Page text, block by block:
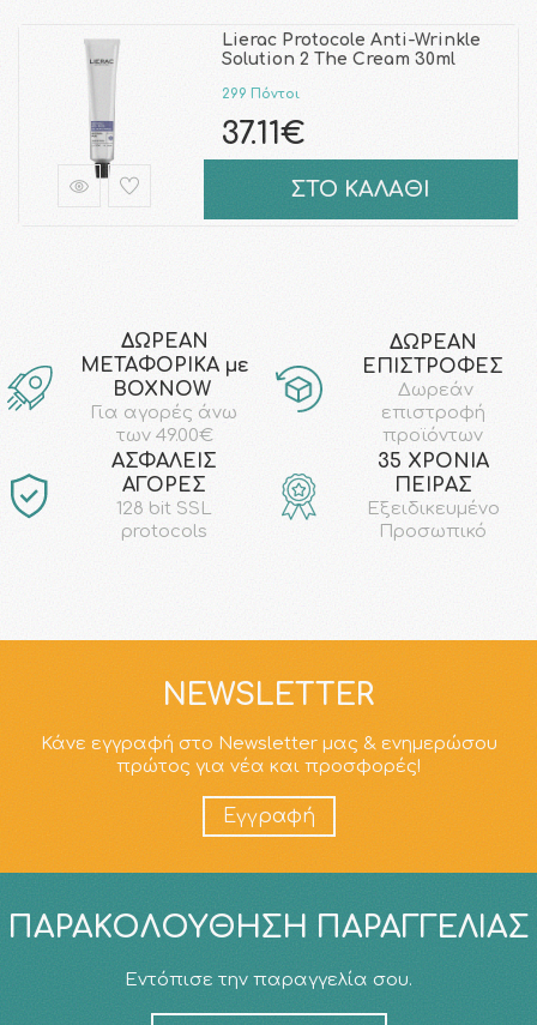
Lierac Protocole Anti-Wrinkle
Solution 2 The Cream 30ml
299 Πόντοι
37.11€
ΣΤΟ ΚΑΛΑΘΙ
ΔΩΡΕΑΝ
ΜΕΤΑΦΟΡΙΚΑ με
ΒΟΧΝΟW
Για αγορές άνω
των 49.00€
ΔΩΡΕΑΝ
ΕΠΙΣΤΡΟΦΕΣ
Δωρεάν
επιστροφή
προϊόντων
AΣΦΑΛΕΙΣ
ΑΓΟΡΕΣ
128 bit SSL
protocols
35 ΧΡΟΝΙΑ
ΠΕΙΡΑΣ
Εξειδικευμένο
Προσωπικό
NEWSLETTER
Κάνε εγγραφή στο Newsletter μας & ενημερώσου
πρώτος για νέα και προσφορές!
Εγγραφή
ΠΑΡΑΚΟΛΟΎΘΗΣΗ ΠΑΡΑΓΓΕΛΊΑΣ
Εντόπισε την παραγγελία σου.